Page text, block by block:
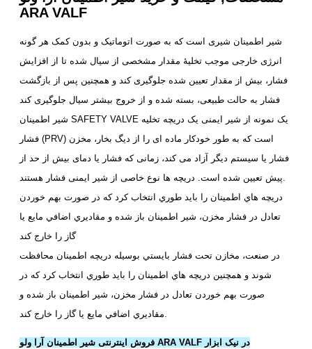
ARA VALF
شیر اطمینان شیری است که به صورت اتوماتیک و بدون کمک هر گونه
انرژی خارجی موجب تخلیۀ مقدار مشخصی از سیال شده تا از افزایش
فشار، بیش از مقدار تعیین شده جلوگیری کند و همچنین پس از بازگشت
فشار به حالت طبیعی، بسته شده و از خروج بیشتر سیال جلوگیری کند
شير اطمينان SAFETY VALVE یک نمونه از شیر ایمنی یک دریچه تخلیه
فشار (PRV) است که به طور خودکار ماده ای را از دیگ بخار، مخزن
فشار یا سیستم دیگر آزاد می کند، زمانی که فشار یا دمای بیش از حد از
دريچه هاي اطمينان را بايد طوري انتخاب كرد كه در صورت بهم خوردن
تعادل در فشار مخزن، شير اطمينان باز شده و مقاديري اضافي مايع يا
گاز را خارج كند
در صنعت، مخازن تحت فشار بايستي بوسيله دريچه اطمينان محافظت
شوند و همچنین دريچه هاي اطمينان را بايد طوري انتخاب كرد كه در
صورت بهم خوردن تعادل در فشار مخزن، شير اطمينان باز شده و
فروش اینترنتی شیر اطمینان آرا ولو ARA VALF در نیک ابزار